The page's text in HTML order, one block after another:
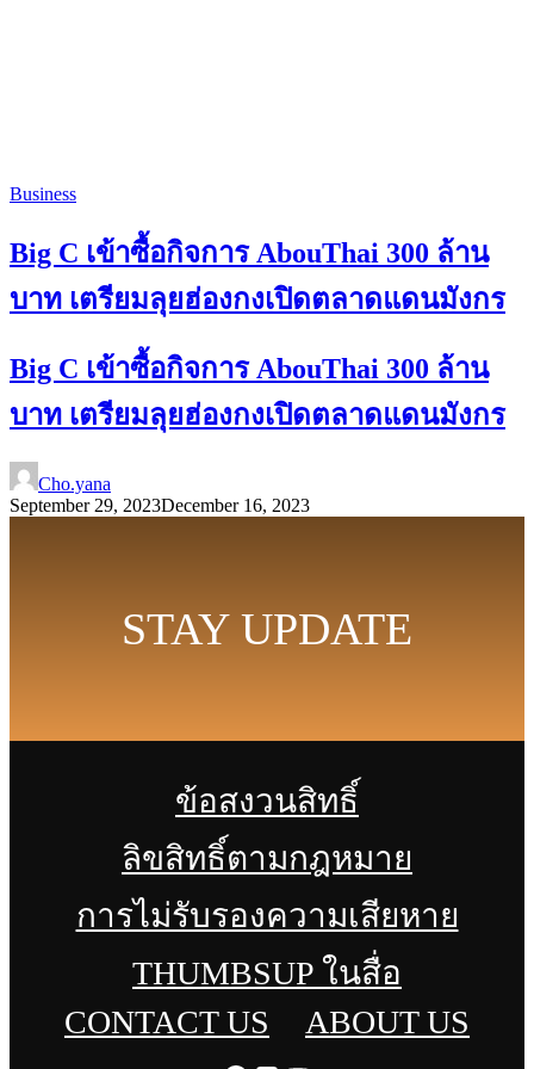
Business
Big C เข้าซื้อกิจการ AbouThai 300 ล้าน
บาท เตรียมลุยฮ่องกงเปิดตลาดแดนมังกร
Big C เข้าซื้อกิจการ AbouThai 300 ล้าน
บาท เตรียมลุยฮ่องกงเปิดตลาดแดนมังกร
Cho.yana
September 29, 2023December 16, 2023
STAY UPDATE
ข้อสงวนสิทธิ์
ลิขสิทธิ์ตามกฎหมาย
การไม่รับรองความเสียหาย
THUMBSUP ในสื่อ
CONTACT US
ABOUT US